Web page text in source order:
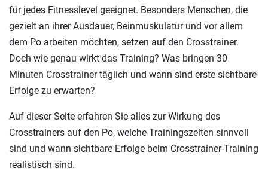
für jedes Fitnesslevel geeignet. Besonders Menschen, die
gezielt an ihrer Ausdauer, Beinmuskulatur und vor allem
dem Po arbeiten möchten, setzen auf den Crosstrainer.
Doch wie genau wirkt das Training? Was bringen 30
Minuten Crosstrainer täglich und wann sind erste sichtbare
Erfolge zu erwarten?
Auf dieser Seite erfahren Sie alles zur Wirkung des
Crosstrainers auf den Po, welche Trainingszeiten sinnvoll
sind und wann sichtbare Erfolge beim Crosstrainer-Training
realistisch sind.